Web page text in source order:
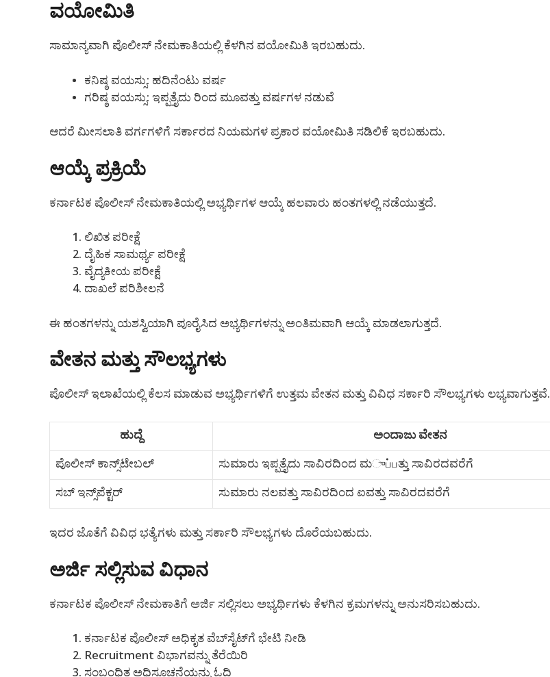
ವಯೋಮಿತಿ
ಸಾಮಾನ್ಯವಾಗಿ ಪೊಲೀಸ್ ನೇಮಕಾತಿಯಲ್ಲಿ ಕೆಳಗಿನ ವಯೋಮಿತಿ ಇರಬಹುದು.
ಕನಿಷ್ಠ ವಯಸ್ಸು: ಹದಿನೆಂಟು ವರ್ಷ
ಗರಿಷ್ಠ ವಯಸ್ಸು: ಇಪ್ಪತ್ತೈದು ರಿಂದ ಮೂವತ್ತು ವರ್ಷಗಳ ನಡುವೆ
ಆದರೆ ಮೀಸಲಾತಿ ವರ್ಗಗಳಿಗೆ ಸರ್ಕಾರದ ನಿಯಮಗಳ ಪ್ರಕಾರ ವಯೋಮಿತಿ ಸಡಿಲಿಕೆ ಇರಬಹುದು.
ಆಯ್ಕೆ ಪ್ರಕ್ರಿಯೆ
ಕರ್ನಾಟಕ ಪೊಲೀಸ್ ನೇಮಕಾತಿಯಲ್ಲಿ ಅಭ್ಯರ್ಥಿಗಳ ಆಯ್ಕೆ ಹಲವಾರು ಹಂತಗಳಲ್ಲಿ ನಡೆಯುತ್ತದೆ.
ಲಿಖಿತ ಪರೀಕ್ಷೆ
ದೈಹಿಕ ಸಾಮರ್ಥ್ಯ ಪರೀಕ್ಷೆ
ವೈದ್ಯಕೀಯ ಪರೀಕ್ಷೆ
ದಾಖಲೆ ಪರಿಶೀಲನೆ
ಈ ಹಂತಗಳನ್ನು ಯಶಸ್ವಿಯಾಗಿ ಪೂರೈಸಿದ ಅಭ್ಯರ್ಥಿಗಳನ್ನು ಅಂತಿಮವಾಗಿ ಆಯ್ಕೆ ಮಾಡಲಾಗುತ್ತದೆ.
ವೇತನ ಮತ್ತು ಸೌಲಭ್ಯಗಳು
ಪೊಲೀಸ್ ಇಲಾಖೆಯಲ್ಲಿ ಕೆಲಸ ಮಾಡುವ ಅಭ್ಯರ್ಥಿಗಳಿಗೆ ಉತ್ತಮ ವೇತನ ಮತ್ತು ವಿವಿಧ ಸರ್ಕಾರಿ ಸೌಲಭ್ಯಗಳು ಲಭ್ಯವಾಗುತ್ತವೆ.
ಹುದ್ದೆ
ಅಂದಾಜು ವೇತನ
ಪೊಲೀಸ್ ಕಾನ್ಸ್‌ಟೇಬಲ್
ಸುಮಾರು ಇಪ್ಪತ್ತೈದು ಸಾವಿರದಿಂದ ಮுப்பತ್ತು ಸಾವಿರದವರೆಗೆ
ಸಬ್ ಇನ್ಸ್‌ಪೆಕ್ಟರ್
ಸುಮಾರು ನಲವತ್ತು ಸಾವಿರದಿಂದ ಐವತ್ತು ಸಾವಿರದವರೆಗೆ
ಇದರ ಜೊತೆಗೆ ವಿವಿಧ ಭತ್ಯೆಗಳು ಮತ್ತು ಸರ್ಕಾರಿ ಸೌಲಭ್ಯಗಳು ದೊರೆಯಬಹುದು.
ಅರ್ಜಿ ಸಲ್ಲಿಸುವ ವಿಧಾನ
ಕರ್ನಾಟಕ ಪೊಲೀಸ್ ನೇಮಕಾತಿಗೆ ಅರ್ಜಿ ಸಲ್ಲಿಸಲು ಅಭ್ಯರ್ಥಿಗಳು ಕೆಳಗಿನ ಕ್ರಮಗಳನ್ನು ಅನುಸರಿಸಬಹುದು.
ಕರ್ನಾಟಕ ಪೊಲೀಸ್ ಅಧಿಕೃತ ವೆಬ್‌ಸೈಟ್‌ಗೆ ಭೇಟಿ ನೀಡಿ
Recruitment ವಿಭಾಗವನ್ನು ತೆರೆಯಿರಿ
ಸಂಬಂಧಿತ ಅಧಿಸೂಚನೆಯನ್ನು ಓದಿ